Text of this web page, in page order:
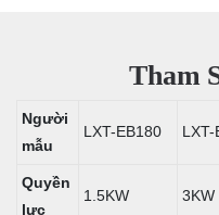
Tham
Người
mẫu
LXT-EB180 LXT-
Quyền
lực
1.5KW 3KW